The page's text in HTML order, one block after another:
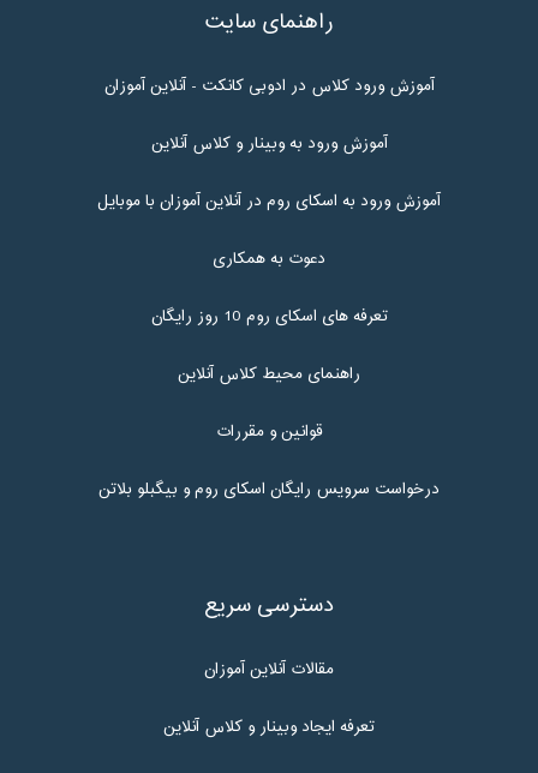
راهنمای سایت
آموزش ورود کلاس در ادوبی کانکت - آنلاین آموزان
آموزش ورود به وبینار و کلاس آنلاین
آموزش ورود به اسکای روم در آنلاین آموزان با موبایل
دعوت به همکاری
تعرفه های اسکای روم 10 روز رایگان
راهنمای محیط کلاس آنلاین
قوانین و مقررات
درخواست سرویس رایگان اسکای روم و بیگبلو بلاتن
دسترسی سریع
مقالات آنلاین آموزان
تعرفه ایجاد وبینار و کلاس آنلاین